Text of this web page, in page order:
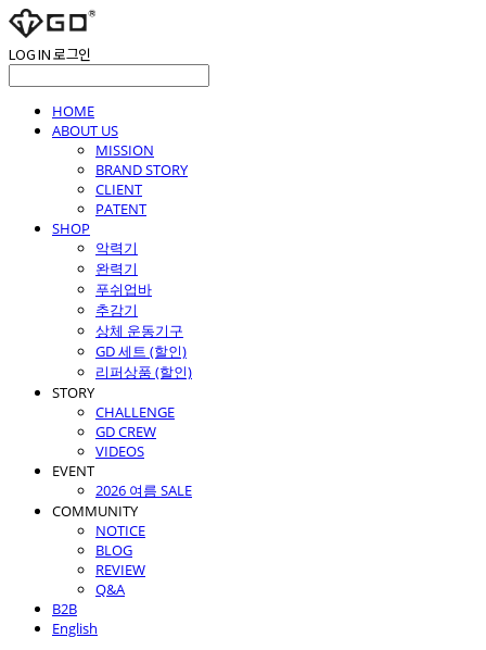
LOG IN로그인
HOME
ABOUT US
MISSION
BRAND STORY
CLIENT
PATENT
SHOP
악력기
완력기
푸쉬업바
추감기
상체 운동기구
GD 세트 (할인)
리퍼상품 (할인)
STORY
CHALLENGE
GD CREW
VIDEOS
EVENT
2026 여름 SALE
COMMUNITY
NOTICE
BLOG
REVIEW
Q&A
B2B
English